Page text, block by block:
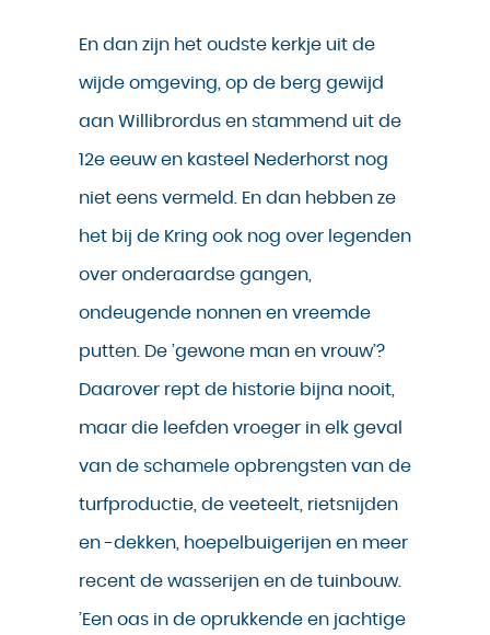
En dan zijn het oudste kerkje uit de
wijde omgeving, op de berg gewijd
aan Willibrordus en stammend uit de
12e eeuw en kasteel Nederhorst nog
niet eens vermeld. En dan hebben ze
het bij de Kring ook nog over legenden
over onderaardse gangen,
ondeugende nonnen en vreemde
putten. De ’gewone man en vrouw’?
Daarover rept de historie bijna nooit,
maar die leefden vroeger in elk geval
van de schamele opbrengsten van de
turfproductie, de veeteelt, rietsnijden
en -dekken, hoepelbuigerijen en meer
recent de wasserijen en de tuinbouw.
’Een oas in de oprukkende en jachtige